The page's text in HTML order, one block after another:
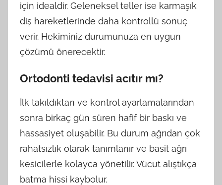
için idealdir. Geleneksel teller ise karmaşık
diş hareketlerinde daha kontrollü sonuç
verir. Hekiminiz durumunuza en uygun
çözümü önerecektir.
Ortodonti tedavisi acıtır mı?
İlk takıldıktan ve kontrol ayarlamalarından
sonra birkaç gün süren hafif bir baskı ve
hassasiyet oluşabilir. Bu durum ağrıdan çok
rahatsızlık olarak tanımlanır ve basit ağrı
kesicilerle kolayca yönetilir. Vücut alıştıkça
batma hissi kaybolur.